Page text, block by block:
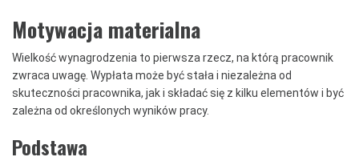
Motywacja materialna
Wielkość wynagrodzenia to pierwsza rzecz, na którą pracownik
zwraca uwagę. Wypłata może być stała i niezależna od
skuteczności pracownika, jak i składać się z kilku elementów i być
zależna od określonych wyników pracy.
Podstawa